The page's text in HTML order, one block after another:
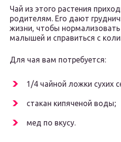
Чай из этого растения
родителям. Его дают
жизни, чтобы
малышей и справиться с
Для чая вам потребуется:
1/4 чайной ложки сухих
стакан кипяченой воды;
мед по вкусу.